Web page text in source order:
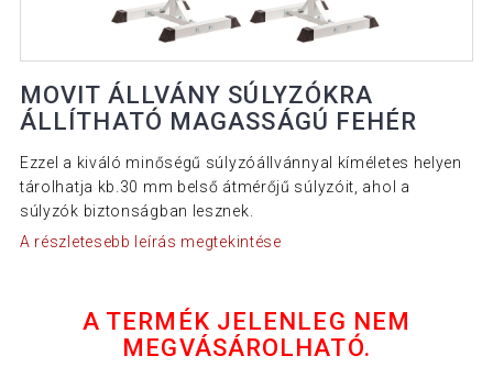
MOVIT ÁLLVÁNY SÚLYZÓKRA
ÁLLÍTHATÓ MAGASSÁGÚ FEHÉR
Ezzel a kiváló minőségű súlyzóállvánnyal kíméletes helyen
tárolhatja kb.30 mm belső átmérőjű súlyzóit, ahol a
súlyzók biztonságban lesznek.
A részletesebb leírás megtekintése
A TERMÉK JELENLEG NEM
MEGVÁSÁROLHATÓ.